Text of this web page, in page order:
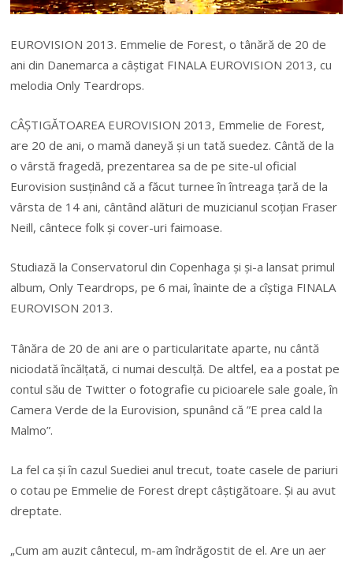
EUROVISION 2013. Emmelie de Forest, o tânără de 20 de
ani din Danemarca a câștigat FINALA EUROVISION 2013, cu
melodia Only Teardrops.
CÂȘTIGĂTOAREA EUROVISION 2013, Emmelie de Forest,
are 20 de ani, o mamă daneyă și un tată suedez. Cântă de la
o vârstă fragedă, prezentarea sa de pe site-ul oficial
Eurovision susținând că a făcut turnee în întreaga țară de la
vârsta de 14 ani, cântând alături de muzicianul scoțian Fraser
Neill, cântece folk și cover-uri faimoase.
Studiază la Conservatorul din Copenhaga și și-a lansat primul
album, Only Teardrops, pe 6 mai, înainte de a cîștiga FINALA
EUROVISON 2013.
Tânăra de 20 de ani are o particularitate aparte, nu cântă
niciodată încălțată, ci numai desculță. De altfel, ea a postat pe
contul său de Twitter o fotografie cu picioarele sale goale, în
Camera Verde de la Eurovision, spunând că ”E prea cald la
Malmo”.
La fel ca și în cazul Suediei anul trecut, toate casele de pariuri
o cotau pe Emmelie de Forest drept câștigătoare. Și au avut
dreptate.
„Cum am auzit cântecul, m-am îndrăgostit de el. Are un aer